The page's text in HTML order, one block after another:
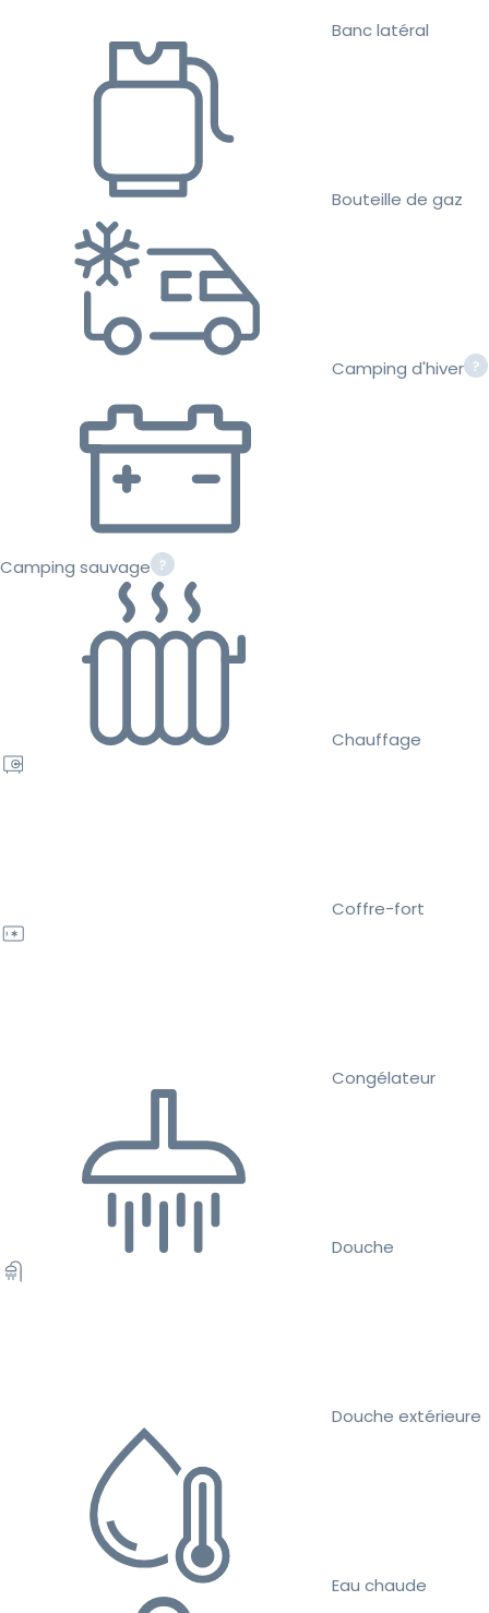
Banc latéral
Bouteille de gaz
Camping d'hiver
Camping sauvage
Chauffage
Coffre-fort
Congélateur
Douche
Douche extérieure
Eau chaude